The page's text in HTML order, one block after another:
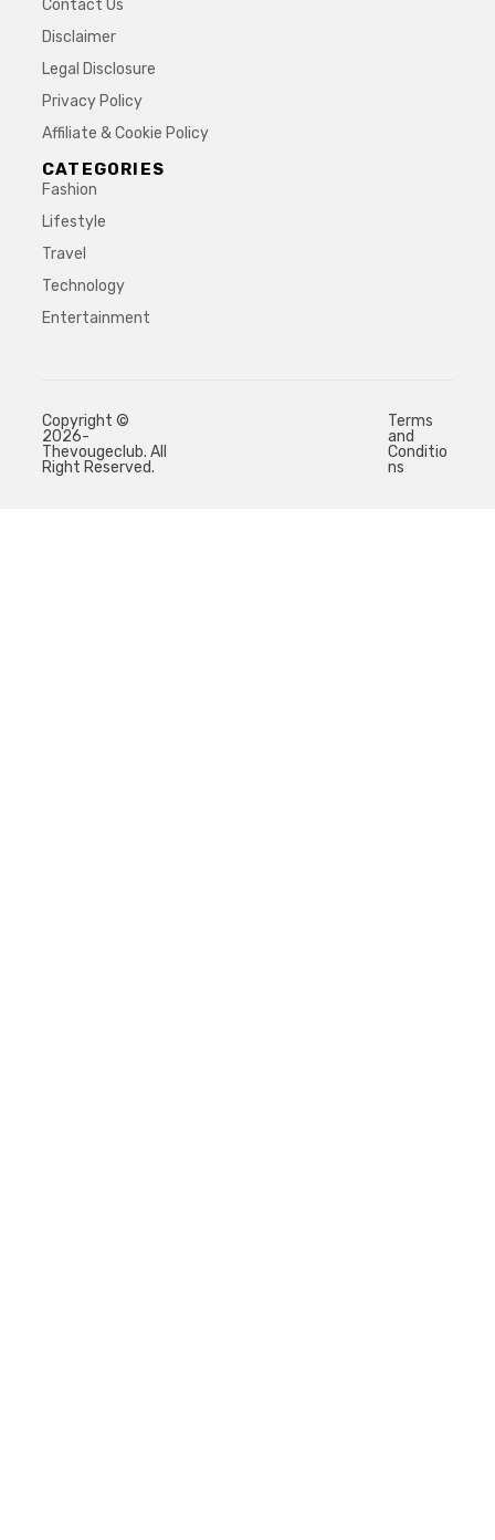
Contact Us
Disclaimer
Legal Disclosure
Privacy Policy
Affiliate & Cookie Policy
CATEGORIES
Fashion
Lifestyle
Travel
Technology
Entertainment
Copyright ©
2026-
Thevougeclub. All
Right Reserved.
Terms
and
Conditio
ns